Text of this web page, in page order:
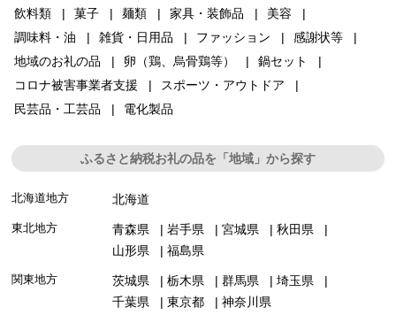
飲料類
菓子 麺類 家具・装飾品
美容
調味料・油
雑貨・日用品 ファッション
感謝状等
地域のお礼の品
卵（鶏、烏骨鶏等）
鍋セット
コロナ被害事業者支援
スポーツ・アウトドア
民芸品・工芸品
電化製品
ふるさと納税お礼の品を「地域」から探す
北海道地方 北海道
東北地方 青森県 岩手県 宮城県
秋田県
山形県
福島県
関東地方 茨城県 栃木県 群馬県
埼玉県
千葉県
東京都 神奈川県